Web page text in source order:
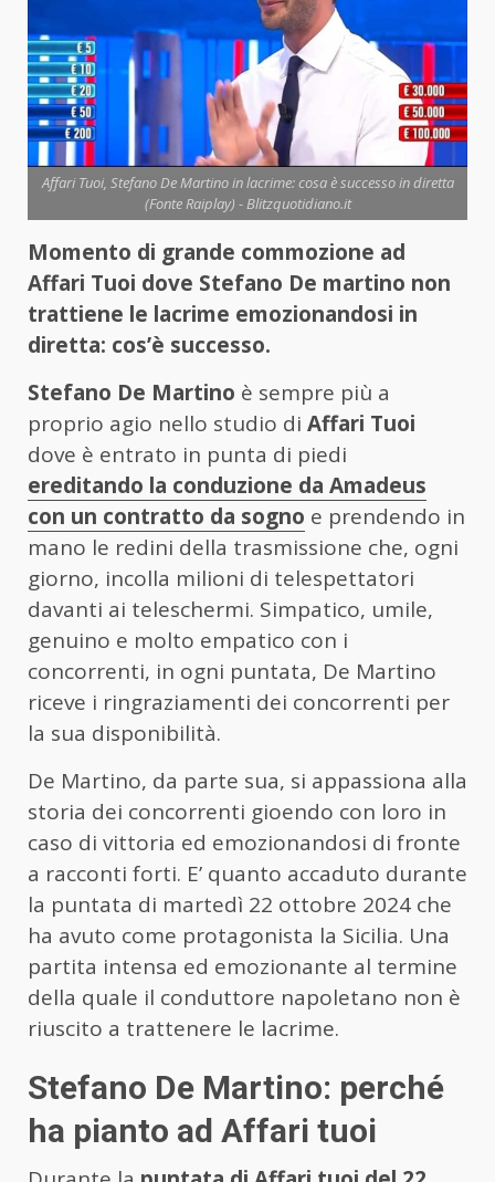
Affari Tuoi, Stefano De Martino in lacrime: cosa è successo in diretta
(Fonte Raiplay) - Blitzquotidiano.it
Momento di grande commozione ad
Affari Tuoi dove Stefano De martino non
trattiene le lacrime emozionandosi in
diretta: cos’è successo.
Stefano De Martino è sempre più a
proprio agio nello studio di Affari Tuoi
dove è entrato in punta di piedi
ereditando la conduzione da Amadeus
con un contratto da sogno e prendendo in
mano le redini della trasmissione che, ogni
giorno, incolla milioni di telespettatori
davanti ai teleschermi. Simpatico, umile,
genuino e molto empatico con i
concorrenti, in ogni puntata, De Martino
riceve i ringraziamenti dei concorrenti per
la sua disponibilità.
De Martino, da parte sua, si appassiona alla
storia dei concorrenti gioendo con loro in
caso di vittoria ed emozionandosi di fronte
a racconti forti. E’ quanto accaduto durante
la puntata di martedì 22 ottobre 2024 che
ha avuto come protagonista la Sicilia. Una
partita intensa ed emozionante al termine
della quale il conduttore napoletano non è
riuscito a trattenere le lacrime.
Stefano De Martino: perché
ha pianto ad Affari tuoi